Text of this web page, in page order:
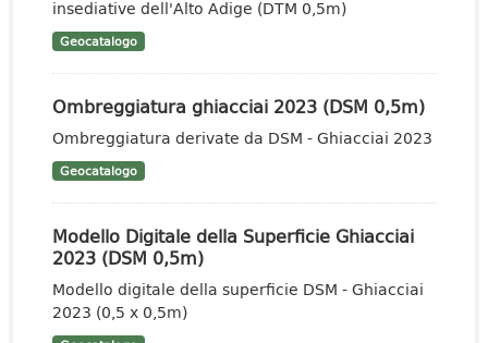
insediative dell'Alto Adige (DTM 0,5m)
Geocatalogo
Ombreggiatura ghiacciai 2023 (DSM 0,5m)
Ombreggiatura derivate da DSM - Ghiacciai 2023
Geocatalogo
Modello Digitale della Superficie Ghiacciai
2023 (DSM 0,5m)
Modello digitale della superficie DSM - Ghiacciai
2023 (0,5 x 0,5m)